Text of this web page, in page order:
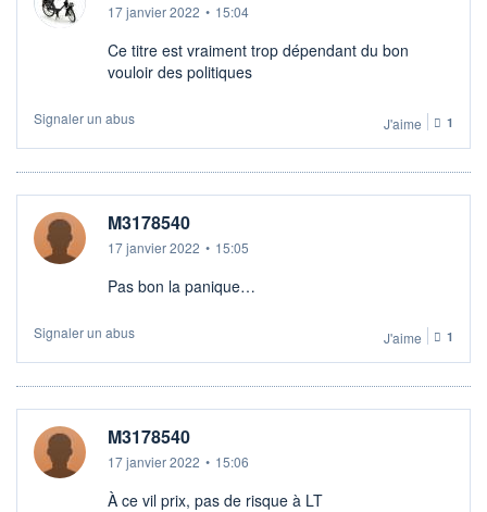
17 janvier 2022 • 15:04
Ce titre est vraiment trop dépendant du bon
vouloir des politiques
Signaler un abus J'aime 1
M3178540
17 janvier 2022 • 15:05
Pas bon la panique…
Signaler un abus J'aime 1
M3178540
17 janvier 2022 • 15:06
À ce vil prix, pas de risque à LT